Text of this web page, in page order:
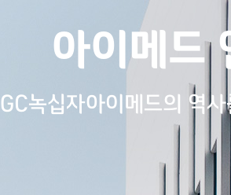
아이메드
GC녹십자아이메드의 역